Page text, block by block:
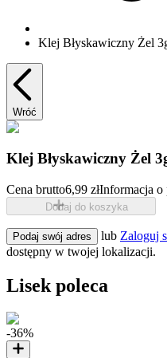
Klej Błyskawiczny Żel
Wróć
Klej Błyskawiczny Żel
Cena brutto6,99 złInformacja o
Dodaj do koszyka
Podaj swój adres lub Zaloguj
dostępny w twojej lokalizacji.
Lisek poleca
-36%